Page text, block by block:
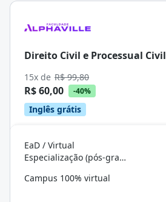
Direito Civil e Processual Civil
15x de R$ 99,80
R$ 60,00 -40%
Inglês grátis
EaD / Virtual
Especialização (pós-graduação)
Campus 100% virtual